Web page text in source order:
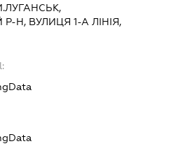
Н, ВУЛИЦЯ 1-А ЛІНІЯ,